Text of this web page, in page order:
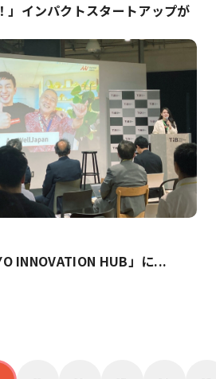
」インパクトスタートアップが
INNOVATION HUB」に...